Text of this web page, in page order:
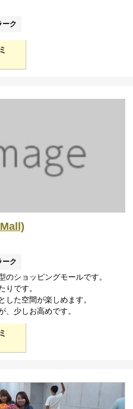
ーク
ーク
のショッピングモールです。
りです。
した空間が楽しめます。
、少しお高めです。